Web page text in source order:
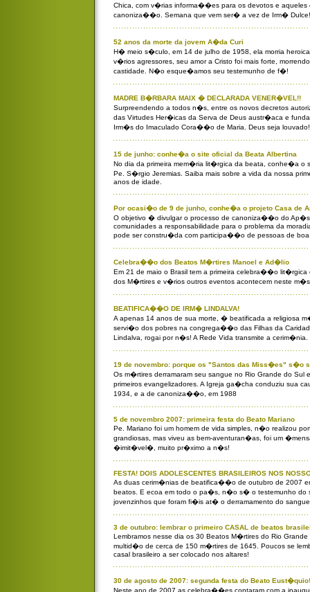
Chica, com v�rias informa��es para os devotos e aqueles
canoniza��o. Semana que vem ser� a vez de Irm� Dulce!
52 anos da morte da jovem A�da Curi
H� meio s�culo, em 14 de julho de 1958, ela morria
v�rios agressores, seu amor a Cristo foi mais forte,
castidade. N�o esque�amos seu testemunho de f�!
MADRE B�RBARA MAIX � DECLARADA VENER�VEL!!
Surpreendendo a todos n�s, entre os novos decretos
das Virtudes Her�icas da Serva de Deus austr�aca e
Irm�s do Imaculado Cora��o de Maria. Deus seja louvado!
15 de junho: conhe�a o site oficial da Beata Albertina
No dia da primeira mem�ria lit�rgica da beata, conhe�a o
Pe. S�rgio Jeremias. Saiba mais sobre a vida da nossa
anos de idade.
Por ocasi�o de 9 de junho, conhe�a o projeto Casa de
O objetivo � divulgar o processo de canoniza��o do
comunidades a responsabilidade para o problema da
pode ser constru�da com participa��o de pessoas de
Celebra��o dos Beatos M�rtires Manoel e Ad�lio
Em 21 de maio o Brasil tem a primeira celebra��o lit�rgica
dos M�rtires e v�rios outros eventos acontecem neste
BEATIFICA��O DE IRM� LINDALVA!
A apenas 14 anos de sua morte, � beatificada a religiosa
servi�o dos pobres na congrega��o das Filhas da
Lindalva, rogai por n�s! A Rede Vida transmite a cerim�nia.
19 de novembro: porque os "Santos das Miss�es" s�o
Os m�rtires derramaram seu sangue no Rio Grande do Sul
primeiros evangelizadores. A Igreja ga�cha conduziu sua
1934, e a de canoniza��o, em 1988
5 de novembro 2007: primeira festa do Beato Mariano
Pe. Mariano foi um homem de vida simples, n�o realizou
grandiosas, mas viveu as bem-aventuran�as, foi um
�imit�vel�, muito pr�ximo a n�s!
FESTA! DOIS ADOLESCENTES BRASILEIROS NOS
As duas cerim�nias de beatifica��o de outubro de 2007
beatos. E ecoa em todo o pa�s, n�o s� o testemunho do
jovenzinhos que foram fi�is at� o derramamento do
3 de outubro: lembrar o primeiro CASAL de beatos
Lembramos nesse dia os 30 Beatos M�rtires do Rio
multid�o de cerca de 150 m�rtires de 1645. Poucos se
casal brasileiro a ser colocado nos altares!
30 de agosto de 2007: segunda festa do Beato Eust�quio!
Neste ano de 2007 as celebra��es contaram com a